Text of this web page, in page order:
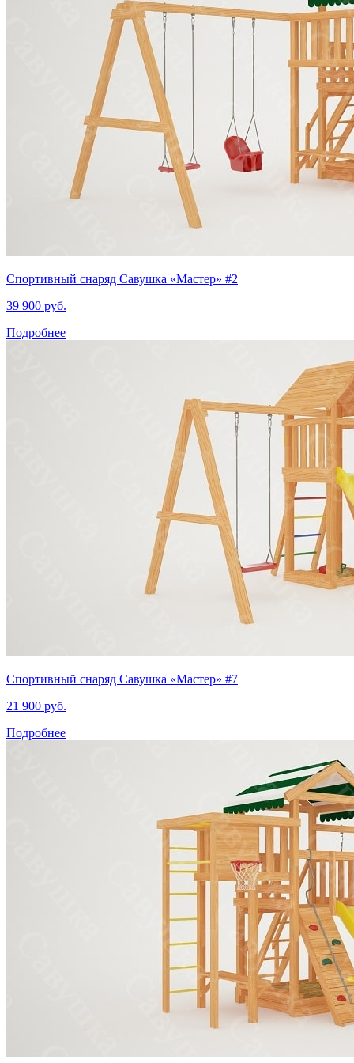
Спортивный снаряд Савушка «‎Мастер» #2
39 900 руб.
Подробнее
Спортивный снаряд Савушка «‎Мастер» #7
21 900 руб.
Подробнее